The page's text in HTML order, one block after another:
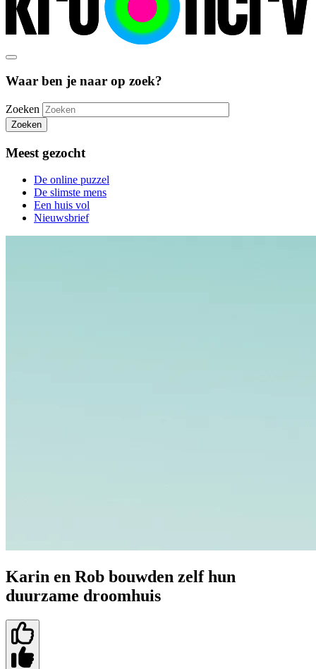
Waar ben je naar op zoek?
Zoeken
Zoeken
Meest gezocht
De online puzzel
De slimste mens
Een huis vol
Nieuwsbrief
Karin en Rob bouwden zelf hun
duurzame droomhuis